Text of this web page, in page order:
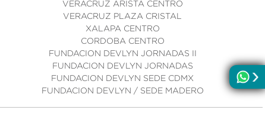
VERACRUZ ARISTA CENTRO
VERACRUZ PLAZA CRISTAL
XALAPA CENTRO
CORDOBA CENTRO
FUNDACION DEVLYN JORNADAS II
FUNDACION DEVLYN JORNADAS
FUNDACION DEVLYN SEDE CDMX
FUNDACION DEVLYN / SEDE MADERO